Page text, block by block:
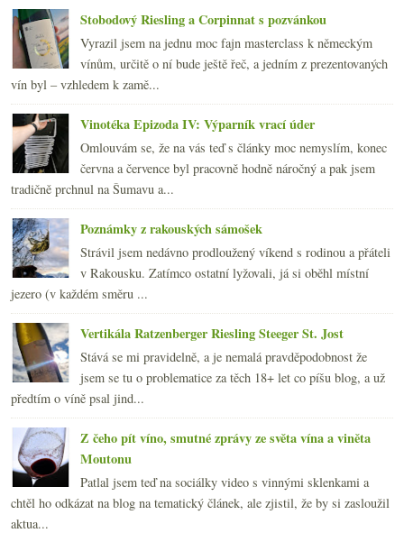
Stobodový Riesling a Corpinnat s pozvánkou
Vyrazil jsem na jednu moc fajn masterclass k německým
vínům, určitě o ní bude ještě řeč, a jedním z prezentovaných
vín byl – vzhledem k zamě...
Vinotéka Epizoda IV: Výparník vrací úder
Omlouvám se, že na vás teď s články moc nemyslím, konec
června a července byl pracovně hodně náročný a pak jsem
tradičně prchnul na Šumavu a...
Poznámky z rakouských sámošek
Strávil jsem nedávno prodloužený víkend s rodinou a přáteli
v Rakousku. Zatímco ostatní lyžovali, já si oběhl místní
jezero (v každém směru ...
Vertikála Ratzenberger Riesling Steeger St. Jost
Stává se mi pravidelně, a je nemalá pravděpodobnost že
jsem se tu o problematice za těch 18+ let co píšu blog, a už
předtím o víně psal jind...
Z čeho pít víno, smutné zprávy ze světa vína a viněta
Moutonu
Patlal jsem teď na sociálky video s vinnými sklenkami a
chtěl ho odkázat na blog na tematický článek, ale zjistil, že by si zasloužil
aktua...